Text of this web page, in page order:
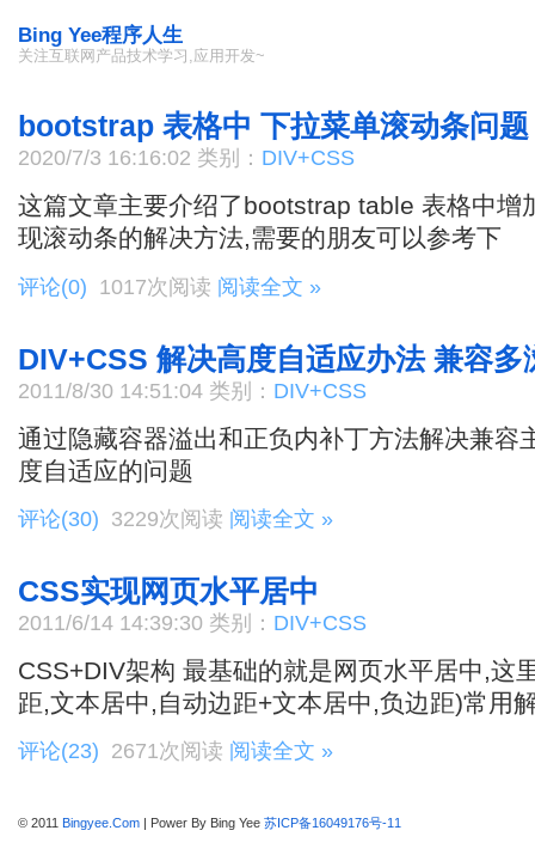
Bing Yee程序人生
关注互联网产品技术学习,应用开发~
bootstrap 表格中 下拉菜单滚动条问题
2020/7/3 16:16:02 类别： DIV+CSS
这篇文章主要介绍了bootstrap table 表格中增
现滚动条的解决方法,需要的朋友可以参考下
评论(0) 1017次阅读 阅读全文 »
DIV+CSS 解决高度自适应办法 兼容多
2011/8/30 14:51:04 类别： DIV+CSS
通过隐藏容器溢出和正负内补丁方法解决兼容
度自适应的问题
评论(30) 3229次阅读 阅读全文 »
CSS实现网页水平居中
2011/6/14 14:39:30 类别： DIV+CSS
CSS+DIV架构 最基础的就是网页水平居中,这
距,文本居中,自动边距+文本居中,负边距)常用
评论(23) 2671次阅读 阅读全文 »
© 2011 Bingyee.Com | Power By Bing Yee 苏ICP备16049176号-11